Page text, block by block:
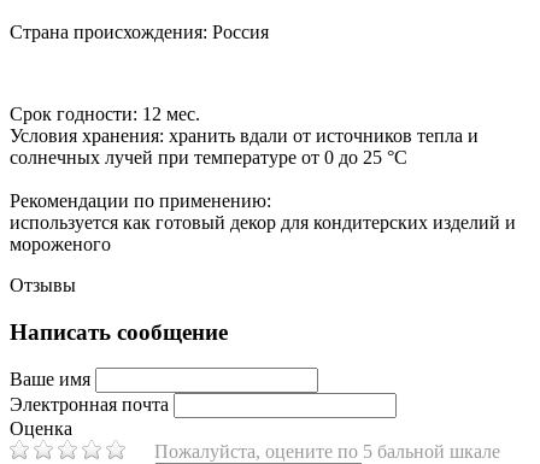
Страна происхождения: Россия
Срок годности: 12 мес.
Условия хранения: хранить вдали от источников тепла и
солнечных лучей при температуре от 0 до 25 °C
Рекомендации по применению:
используется как готовый декор для кондитерских изделий и
мороженого
Отзывы
Написать сообщение
Ваше имя
Электронная почта
Оценка
Пожалуйста, оцените по 5 бальной шкале